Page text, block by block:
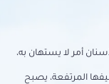
أمر لا يستهان به،
المرتفعة، يصبح